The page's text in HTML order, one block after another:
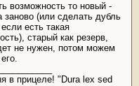
возможность то новый -
заново (или сделать дубль
есть такая
старый как резерв,
не нужен, потом можем
в прицеле! "Dura lex sed